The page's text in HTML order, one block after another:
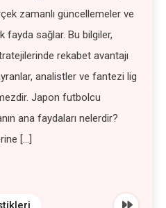
zamanlı güncellemeler ve
fayda sağlar. Bu bilgiler,
rekabet avantajı
analistler ve fantezi lig
Japon futbolcu
ana faydaları nelerdir?
[…]